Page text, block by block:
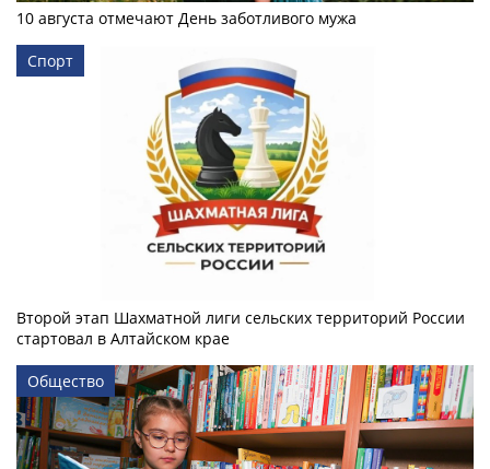
10 августа отмечают День заботливого мужа
Спорт
Второй этап Шахматной лиги сельских территорий России
стартовал в Алтайском крае
Общество